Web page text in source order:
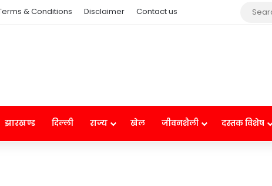
& Conditions Disclaimer Contact us
झारखण्ड दिल्ली राज्य खेल जीवनशैली दस्तक विशेष